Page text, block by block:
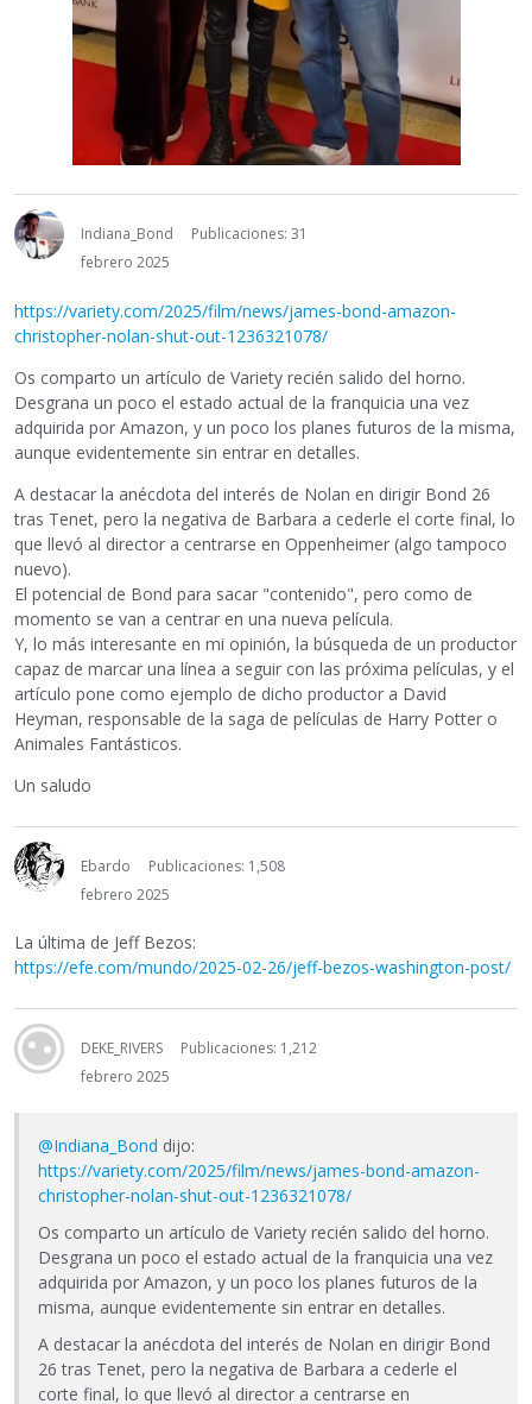
Indiana_Bond
Publicaciones: 31
febrero 2025
https://variety.com/2025/film/news/james-bond-amazon-
christopher-nolan-shut-out-1236321078/
Os comparto un artículo de Variety recién salido del horno.
Desgrana un poco el estado actual de la franquicia una vez
adquirida por Amazon, y un poco los planes futuros de la misma,
aunque evidentemente sin entrar en detalles.
A destacar la anécdota del interés de Nolan en dirigir Bond 26
tras Tenet, pero la negativa de Barbara a cederle el corte final, lo
que llevó al director a centrarse en Oppenheimer (algo tampoco
nuevo).
El potencial de Bond para sacar "contenido", pero como de
momento se van a centrar en una nueva película.
Y, lo más interesante en mi opinión, la búsqueda de un productor
capaz de marcar una línea a seguir con las próxima películas, y el
artículo pone como ejemplo de dicho productor a David
Heyman, responsable de la saga de películas de Harry Potter o
Animales Fantásticos.
Un saludo
Ebardo
Publicaciones: 1,508
febrero 2025
La última de Jeff Bezos:
https://efe.com/mundo/2025-02-26/jeff-bezos-washington-post/
DEKE_RIVERS
Publicaciones: 1,212
febrero 2025
@Indiana_Bond dijo:
https://variety.com/2025/film/news/james-bond-amazon-
christopher-nolan-shut-out-1236321078/
Os comparto un artículo de Variety recién salido del horno.
Desgrana un poco el estado actual de la franquicia una vez
adquirida por Amazon, y un poco los planes futuros de la
misma, aunque evidentemente sin entrar en detalles.
A destacar la anécdota del interés de Nolan en dirigir Bond
26 tras Tenet, pero la negativa de Barbara a cederle el
corte final, lo que llevó al director a centrarse en